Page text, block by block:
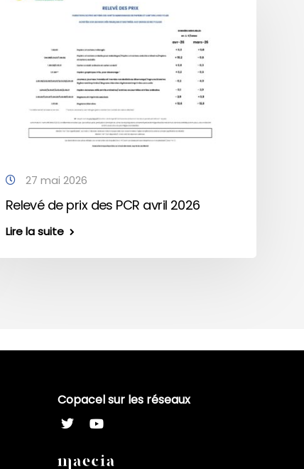
27 mai 2026
Relevé de prix des PCR avril 2026
Lire la suite
Copacel sur les réseaux